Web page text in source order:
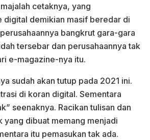
cetaknya, yang
digital demikian masif beredar di
bangkrut gara-gara
tersebar dan perusahaannya tak
e-magazine-nya itu.
sudah akan tutup pada 2021 ini.
di koran digital. Sementara
seenaknya. Racikan tulisan dan
yang dibuat memang menjadi
itu pemasukan tak ada.